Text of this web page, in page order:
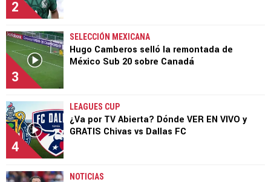
2
3
SELECCIÓN MEXICANA
Hugo Camberos selló la remontada de
México Sub 20 sobre Canadá
4
LEAGUES CUP
¿Va por TV Abierta? Dónde VER EN VIVO y
GRATIS Chivas vs Dallas FC
NOTICIAS